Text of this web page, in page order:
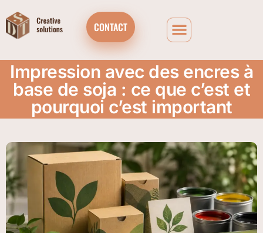
CONTACT
Impression avec des encres à
base de soja : ce que c’est et
pourquoi c’est important